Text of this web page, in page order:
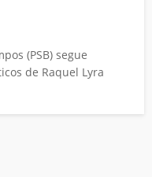
(PSB) segue
de Raquel Lyra